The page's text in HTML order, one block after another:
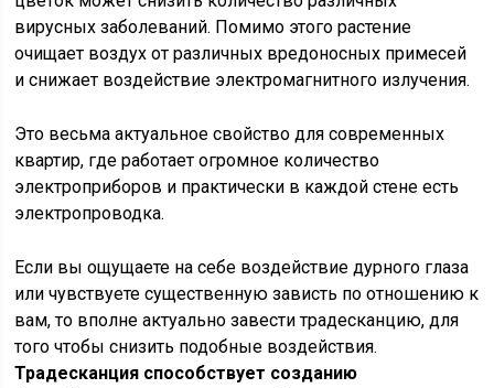
вирусных заболеваний. Помимо этого растение
очищает воздух от различных вредоносных примесей
и снижает воздействие электромагнитного излучения.
Это весьма актуальное свойство для современных
квартир, где работает огромное количество
электроприборов и практически в каждой стене есть
электропроводка.
Если вы ощущаете на себе воздействие дурного глаза
или чувствуете существенную зависть по отношению к
вам, то вполне актуально завести традесканцию, для
того чтобы снизить подобные воздействия.
Традесканция способствует созданию